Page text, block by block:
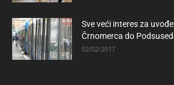
Sve veći interes za
Črnomerca do
02/02/2017